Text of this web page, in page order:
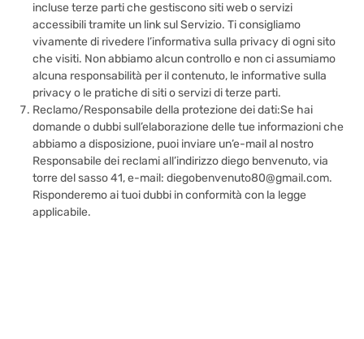
incluse terze parti che gestiscono siti web o servizi
accessibili tramite un link sul Servizio. Ti consigliamo
vivamente di rivedere l’informativa sulla privacy di ogni sito
che visiti. Non abbiamo alcun controllo e non ci assumiamo
alcuna responsabilità per il contenuto, le informative sulla
privacy o le pratiche di siti o servizi di terze parti.
Reclamo/Responsabile della protezione dei dati:Se hai
domande o dubbi sull’elaborazione delle tue informazioni che
abbiamo a disposizione, puoi inviare un’e-mail al nostro
Responsabile dei reclami all’indirizzo diego benvenuto, via
torre del sasso 41, e-mail: diegobenvenuto80@gmail.com.
Risponderemo ai tuoi dubbi in conformità con la legge
applicabile.